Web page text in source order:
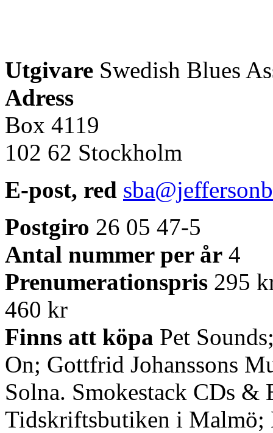
Utgivare Swedish Blues
Adress
Box 4119
102 62 Stockholm
E-post, red
Postgiro 26 05 47-5
Antal nummer per år 4
Prenumerationspris 295
460 kr
Finns att köpa Pet
On; Gottfrid Johanssons
Solna. Smokestack CDs &
Tidskriftsbutiken i Malmö;